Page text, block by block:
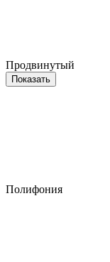
Продвинутый
Показать
Полифония